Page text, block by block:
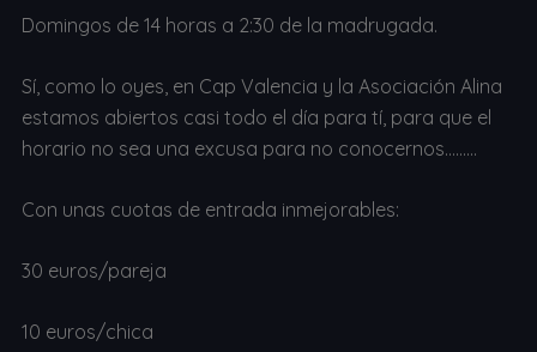
Domingos de 14 horas a 2:30 de la madrugada.
Sí, como lo oyes, en Cap Valencia y la Asociación Alina
estamos abiertos casi todo el día para tí, para que el
horario no sea una excusa para no conocernos………
Con unas cuotas de entrada inmejorables:
30 euros/pareja
10 euros/chica